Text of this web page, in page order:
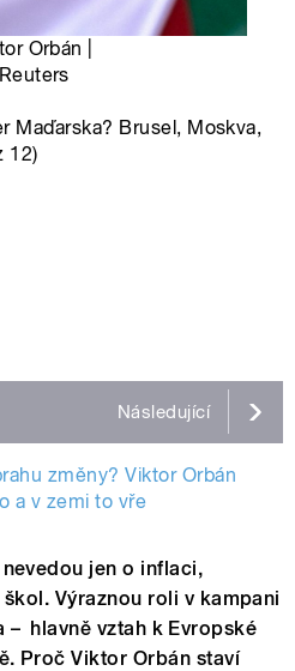
Orbán |
Maďarska? Brusel, Moskva,
12)
Následující
změny? Viktor Orbán
a v zemi to vře
jen o inflaci,
Výraznou roli v kampani
hlavně vztah k Evropské
Proč Viktor Orbán staví